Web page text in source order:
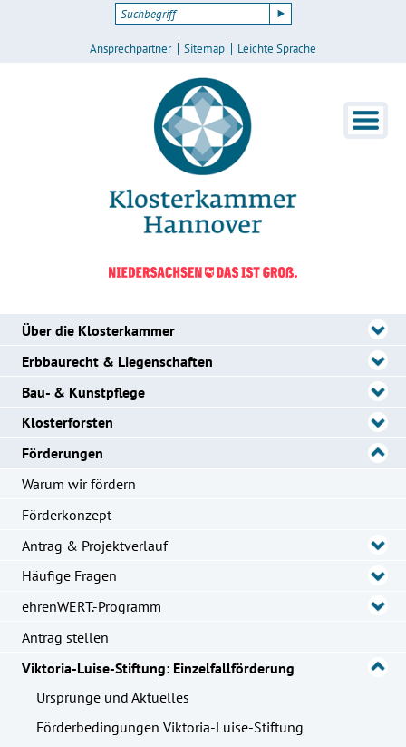
Ansprechpartner Sitemap Leichte Sprache
Über die Klosterkammer
Erbbaurecht & Liegenschaften
Bau- & Kunstpflege
Klosterforsten
Förderungen
Warum wir fördern
Förderkonzept
Antrag & Projektverlauf
Häufige Fragen
ehrenWERT.-Programm
Antrag stellen
Viktoria-Luise-Stiftung: Einzelfallförderung
Ursprünge und Aktuelles
Förderbedingungen Viktoria-Luise-Stiftung